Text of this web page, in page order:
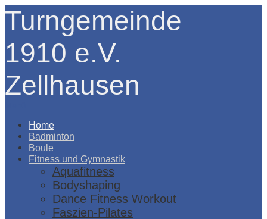
Turngemeinde
1910 e.V.
Zellhausen
Home
Badminton
Boule
Fitness und Gymnastik
Aquafitness
Bodyshaping
Dance Fitness Workout
Faszien-Pilates